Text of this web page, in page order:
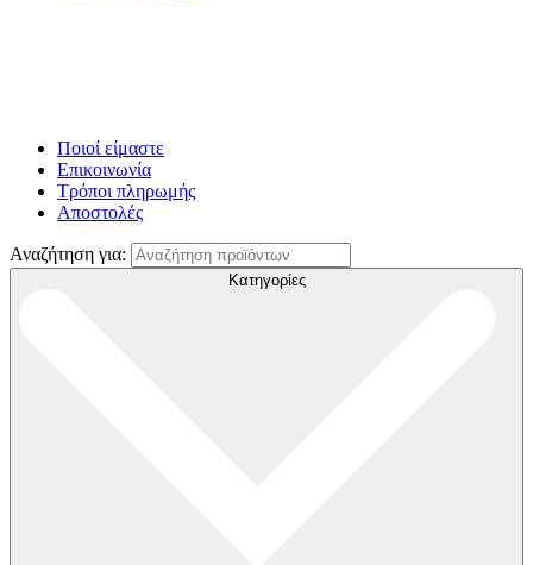
Ποιοί είμαστε
Επικοινωνία
Τρόποι πληρωμής
Αποστολές
Αναζήτηση για:
Κατηγορίες